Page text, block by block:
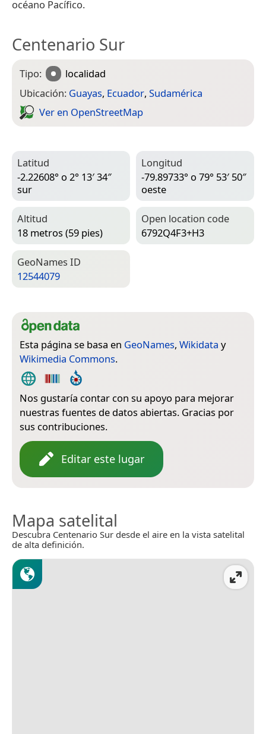
océano Pacífico.
Centenario Sur
Tipo:
localidad
Ubicación: Guayas, Ecuador, Sudamérica
Ver en Open­Street­Map
Latitud
-2.22608° o 2° 13′ 34″
sur
Longitud
-79.89733° o 79° 53′ 50″
oeste
Altitud
18 metros (59 pies)
Open location code
6792Q4F3+H3
Geo­Names ID
12544079
Esta página se basa en GeoNames, Wikidata y
Wikimedia Commons.
Nos gustaría contar con su apoyo para mejorar
nuestras fuentes de datos abiertas. Gracias por
sus contribuciones.
Editar este lugar
Mapa satelital
Descubra Centenario Sur desde el aire en la vista satelital
de alta definición.